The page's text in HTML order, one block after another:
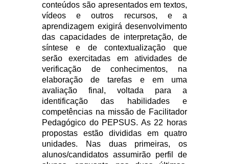
conteúdos são apresentados em textos,
vídeos e outros recursos, e a
aprendizagem exigirá desenvolvimento
das capacidades de interpretação, de
síntese e de contextualização que
serão exercitadas em atividades de
verificação de conhecimentos, na
elaboração de tarefas e em uma
avaliação final, voltada para a
identificação das habilidades e
competências na missão de Facilitador
Pedagógico do PEPSUS. As 22 horas
propostas estão divididas em quatro
unidades. Nas duas primeiras, os
alunos/candidatos assumirão perfil de